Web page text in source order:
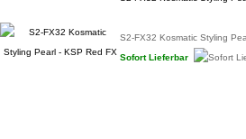
S2-FX32 Kosmatic Styling
Sofort Lieferbar